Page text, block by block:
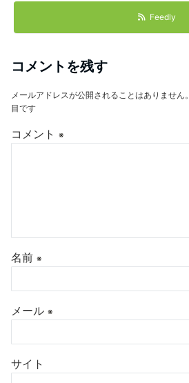
Feedly
コメントを残す
メールアドレスが公開されることはありません。
目です
コメント ※
名前 ※
メール ※
サイト